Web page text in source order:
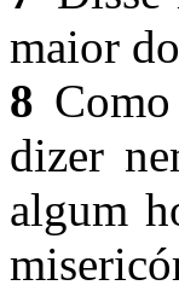
maior
8
dizer
algum